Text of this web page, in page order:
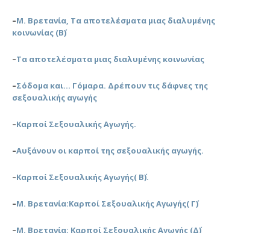
–Μ. Βρετανία, Τα αποτελέσματα μιας διαλυμένης
κοινωνίας (Β΄)
–Τα αποτελέσματα μιας διαλυμένης κοινωνίας
–Σόδομα και… Γόμαρα. Δρέπουν τις δάφνες της
σεξουαλικής αγωγής
–Καρποί Σεξουαλικής Αγωγής.
–Αυξάνουν οι καρποί της σεξουαλικής αγωγής.
–Καρποί Σεξουαλικής Αγωγής( Β΄).
–Μ. Βρετανία:Καρποί Σεξουαλικής Αγωγής( Γ΄)
–Μ. Βρετανία: Καρποί Σεξουαλικής Αγωγής (Δ΄)